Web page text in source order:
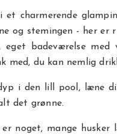
et charmerende
og stemingen - her er
eget badeværelse
med, du kan nemlig
i den lill pool, læne
det grønne.
er noget, mange